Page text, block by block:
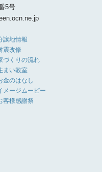
5号
譲地情報
震改修
づくりの流れ
まい教室
金のはなし
メージムービー
客様感謝祭